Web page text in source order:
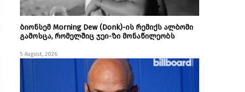
ბიონსემ Morning Dew (Donk)-ის რემიქს ალბომი
გამოსცა, რომელშიც ჯეი-ზი მონაწილეობს
5 August, 2026